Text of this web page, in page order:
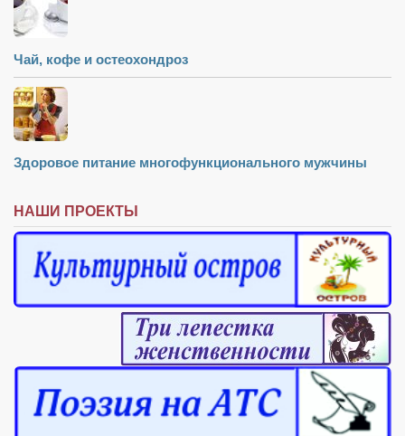
Чай, кофе и остеохондроз
Здоровое питание многофункционального мужчины
НАШИ ПРОЕКТЫ